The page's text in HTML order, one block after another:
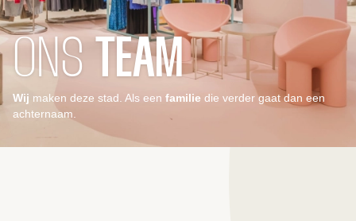
ONS TEAM
Wij maken deze stad. Als een familie die verder gaat dan een
achternaam.